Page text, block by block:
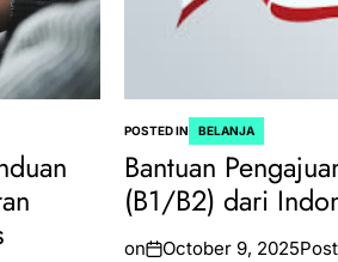
POSTED IN BELANJA
Bantuan
(B1/B2) dari
on October 9, 2025